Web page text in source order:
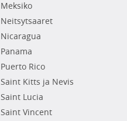
Meksiko
Neitsytsaaret
Nicaragua
Panama
Puerto Rico
Saint Kitts ja Nevis
Saint Lucia
Saint Vincent